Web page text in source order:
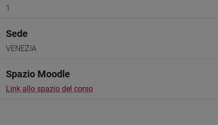
1
Sede
VENEZIA
Spazio Moodle
Link allo spazio del corso